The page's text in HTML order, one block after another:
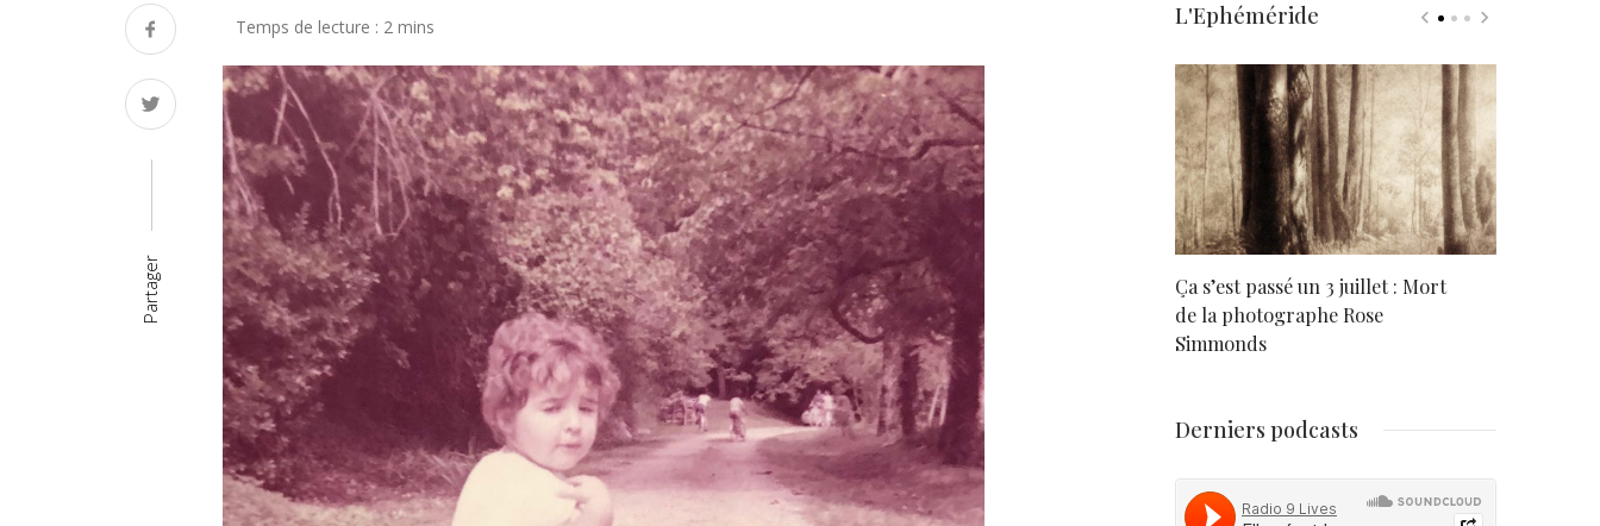
Partager
L'Ephéméride
Né un 2 juillet : André Kertész
Né un 1er juillet : Léonard
Misonne
Ça s’est passé un 3 juillet : Mort
de la photographe Rose
Simmonds
Derniers podcasts